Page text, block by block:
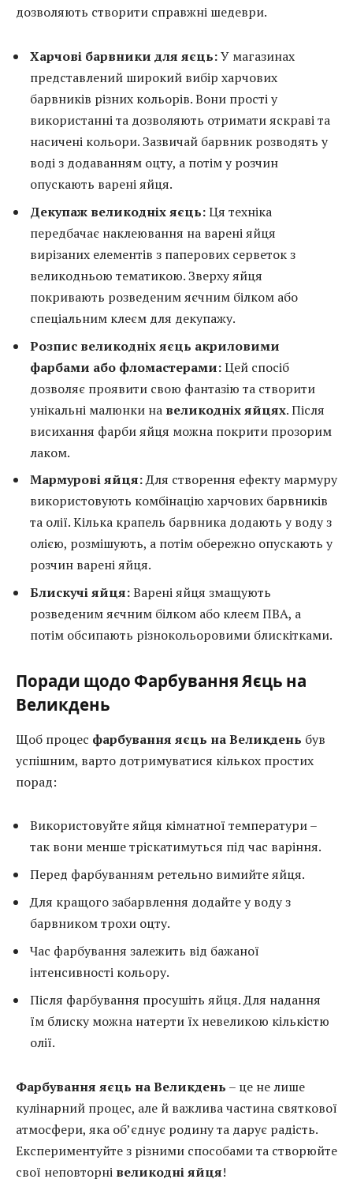
дозволяють створити справжні шедеври.
Харчові барвники для яєць:У магазинах
представлений широкий вибір харчових
барвників різних кольорів. Вони прості у
використанні та дозволяють отримати яскраві та
насичені кольори. Зазвичай барвник розводять у
воді з додаванням оцту, а потім у розчин
опускають варені яйця.
Декупаж великодніх яєць:Ця техніка
передбачає наклеювання на варені яйця
вирізаних елементів з паперових серветок з
великодньою тематикою. Зверху яйця
покривають розведеним яєчним білком або
спеціальним клеєм для декупажу.
Розпис великодніх яєць акриловими
фарбами або фломастерами:Цей спосіб
дозволяє проявити свою фантазію та створити
унікальні малюнки на великодніх яйцях. Після
висихання фарби яйця можна покрити прозорим
лаком.
Мармурові яйця:Для створення ефекту мармуру
використовують комбінацію харчових барвників
та олії. Кілька крапель барвника додають у воду з
олією, розмішують, а потім обережно опускають у
розчин варені яйця.
Блискучі яйця:Варені яйця змащують
розведеним яєчним білком або клеєм ПВА, а
потім обсипають різнокольоровими блискітками.
Поради щодо Фарбування Яєць на
Великдень
Щоб процес фарбування яєць на Великдень був
успішним, варто дотримуватися кількох простих
порад:
Використовуйте яйця кімнатної температури –
так вони менше тріскатимуться під час варіння.
Перед фарбуванням ретельно вимийте яйця.
Для кращого забарвлення додайте у воду з
барвником трохи оцту.
Час фарбування залежить від бажаної
інтенсивності кольору.
Після фарбування просушіть яйця. Для надання
їм блиску можна натерти їх невеликою кількістю
олії.
Фарбування яєць на Великдень – це не лише
кулінарний процес, але й важлива частина святкової
атмосфери, яка об’єднує родину та дарує радість.
Експериментуйте з різними способами та створюйте
свої неповторні великодні яйця!